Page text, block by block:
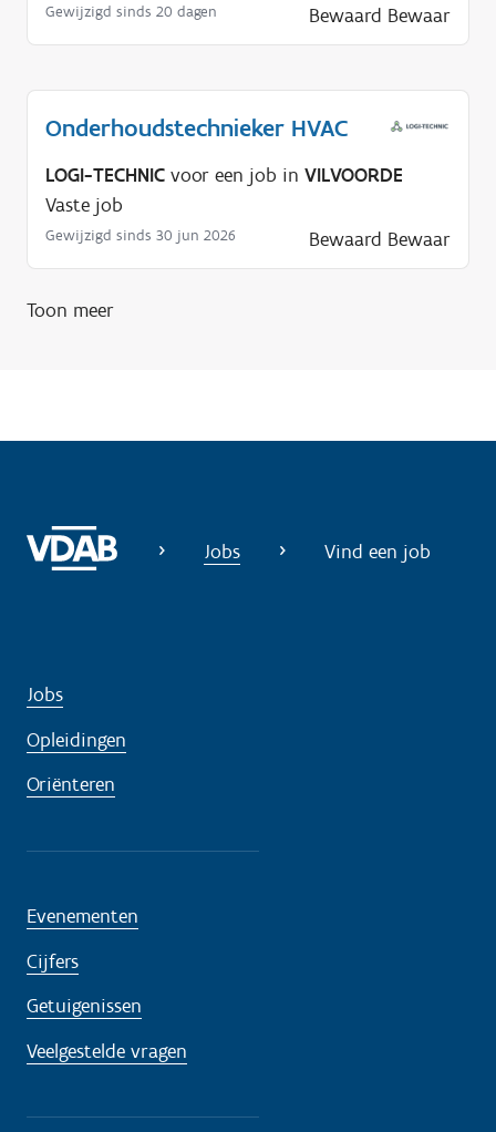
n
d
Gewijzigd sinds 20 dagen Bewaard Bewaar
Onderhoudstechnieker HVAC
LOGI-TECHNIC voor een job in VILVOORDE
Vaste job
Gewijzigd sinds 30 jun 2026 Bewaard Bewaar
Toon meer
Jobs Vind een job
Jobs
Opleidingen
Oriënteren
Evenementen
Cijfers
Getuigenissen
Veelgestelde vragen